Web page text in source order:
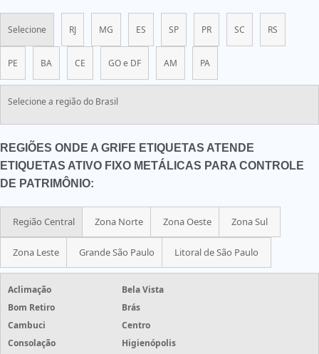
Selecione RJ MG ES SP PR SC RS
PE BA CE GO e DF AM PA
Selecione a região do Brasil
REGIÕES ONDE A GRIFE ETIQUETAS ATENDE
ETIQUETAS ATIVO FIXO METÁLICAS PARA CONTROLE
DE PATRIMÔNIO:
Região Central Zona Norte Zona Oeste Zona Sul
Zona Leste Grande São Paulo Litoral de São Paulo
Aclimação
Bela Vista
Bom Retiro
Brás
Cambuci
Centro
Consolação
Higienópolis